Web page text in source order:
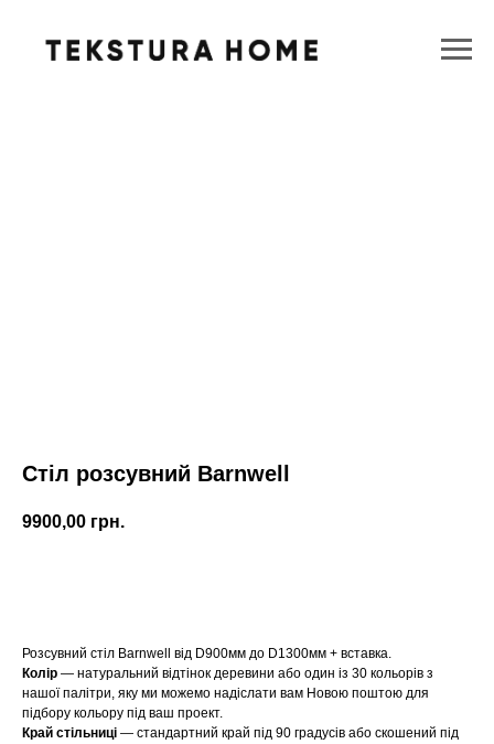
Стіл розсувний Barnwell
9900,00 грн.
Розсувний стіл Barnwell від D900мм до D1300мм + вставка.
Колір — натуральний відтінок деревини або один із 30 кольорів з
нашої палітри, яку ми можемо надіслати вам Новою поштою для
підбору кольору під ваш проект.
Край стільниці — стандартний край під 90 градусів або скошений під